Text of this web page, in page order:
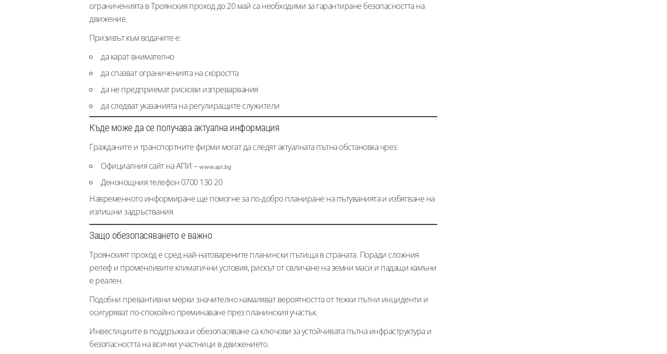
ограниченията в Троянския проход до 20 май са необходими за гарантиране безопасността на
движение.
Призивът към водачите е:
да карат внимателно
да спазват ограниченията на скоростта
да не предприемат рискови изпреварвания
да следват указанията на регулиращите служители
Къде може да се получава актуална информация
Гражданите и транспортните фирми могат да следят актуалната пътна обстановка чрез:
Официалния сайт на АПИ – www.api.bg
Денонощния телефон 0700 130 20
Навременното информиране ще помогне за по-добро планиране на пътуванията и избягване на
излишни задръствания.
Защо обезопасяването е важно
Троянският проход е сред най-натоварените планински пътища в страната. Поради сложния
релеф и променливите климатични условия, рискът от свличане на земни маси и падащи камъни
е реален.
Подобни превантивни мерки значително намаляват вероятността от тежки пътни инциденти и
осигуряват по-спокойно преминаване през планинския участък.
Инвестициите в поддръжка и обезопасяване са ключови за устойчивата пътна инфраструктура и
безопасността на всички участници в движението.